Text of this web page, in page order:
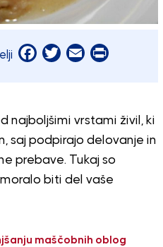
Facebook
Twitter
EmailPrint
najboljšimi vrstami živil, ki
saj podpirajo delovanje in
prebave. Tukaj so
biti del vaše
maščobnih oblog